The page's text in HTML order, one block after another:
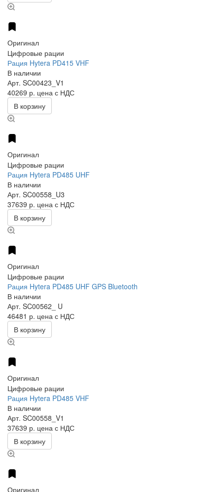
Оригинал
Цифровые рации
Рация Hytera PD415 VHF
В наличии
Арт. SC00423_V1
40269 р. цена с НДС
В корзину
Оригинал
Цифровые рации
Рация Hytera PD485 UHF
В наличии
Арт. SC00558_U3
37639 р. цена с НДС
В корзину
Оригинал
Цифровые рации
Рация Hytera PD485 UHF GPS Bluetooth
В наличии
Арт. SC00562_ U
46481 р. цена с НДС
В корзину
Оригинал
Цифровые рации
Рация Hytera PD485 VHF
В наличии
Арт. SC00558_V1
37639 р. цена с НДС
В корзину
Оригинал